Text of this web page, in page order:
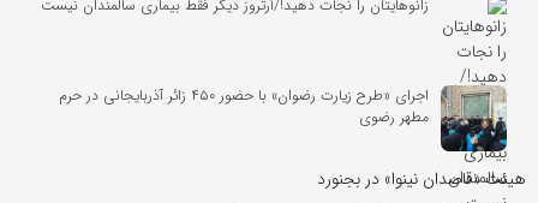
زانوهایتان را نجات دهید!/آرتروز دیگر فقط بیماری سالمندان نیست
اجرای «طرح زیارت رضوان» با حضور ۴۵۰ زائر آذربایجانی در حرم
مطهر رضوی
هیئت «قاصدان نینوا» در بجنورد